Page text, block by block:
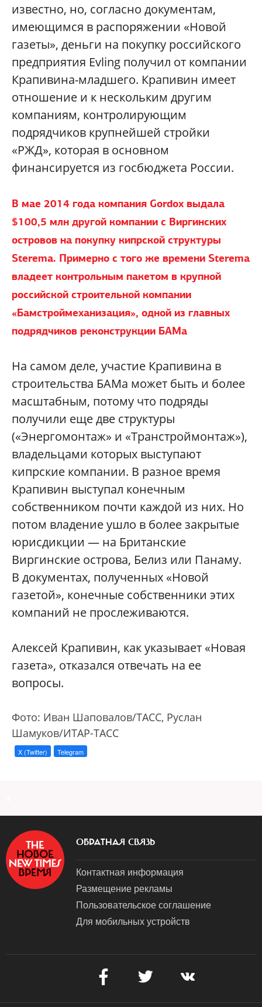
известно, но, согласно документам,
имеющимся в распоряжении «Новой
газеты», деньги на покупку российского
предприятия Evling получил от компании
Крапивина-младшего. Крапивин имеет
отношение и к нескольким другим
компаниям, контролирующим
подрядчиков крупнейшей стройки
«РЖД», которая в основном
финансируется из госбюджета России.
В мае 2014 года компания Gordox выдала
$100,5 млн другой компании с Виргинских
островов на покупку кипрской структуры
Sterema. Примерно с того же времени Sterema
владеет контрольным пакетом в крупной
российской строительной компании
«Бамстроймеханизация», одной из главных
подрядчиков реконструкции БАМа
На самом деле, участие Крапивина в
строительства БАМа может быть и более
масштабным, потому что подряды
получили еще две структуры
(«Энергомонтаж» и «Транстроймонтаж»),
владельцами которых выступают
кипрские компании. В разное время
Крапивин выступал конечным
собственником почти каждой из них. Но
потом владение ушло в более закрытые
юрисдикции — на Британские
Виргинские острова, Белиз или Панаму.
В документах, полученных «Новой
газетой», конечные собственники этих
компаний не прослеживаются.
Алексей Крапивин, как указывает «Новая
газета», отказался отвечать на ее
вопросы.
Фото: Иван Шаповалов/ТАСС, Руслан
Шамуков/ИТАР-ТАСС
X (Twitter) Telegram
ОБРАТНАЯ СВЯЗЬ
Контактная информация
Размещение рекламы
Пользовательское соглашение
Для мобильных устройств